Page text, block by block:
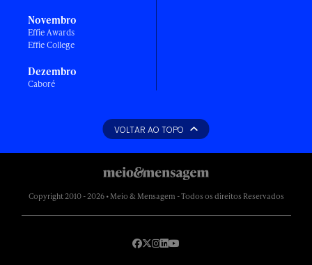
Novembro
Effie Awards
Effie College
Dezembro
Caboré
VOLTAR AO TOPO
Copyright 2010 - 2026 • Meio & Mensagem - Todos os direitos Reservados